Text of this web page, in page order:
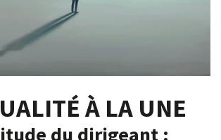
À LA UNE
du dirigeant :